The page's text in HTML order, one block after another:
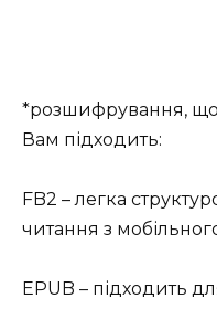
*розшифрування,
Вам підходить:
FB2 – легка
читання з
EPUB – підходить